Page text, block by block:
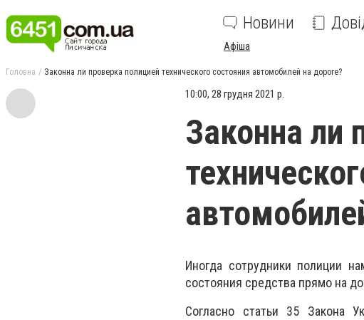
Новини
Афіша
Головна Законна ли проверка полицией технического состояния автомобилей на дороге?
10:00, 28 грудня 2021 р.
Законна ли
Иногда сотрудники полиции
состояния средства прямо на
Согласно статьи 35 Закона